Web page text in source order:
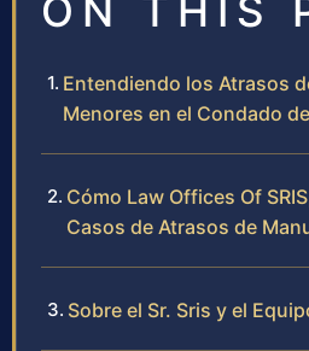
ON THIS
Entendiendo los Atrasos
Menores en el Condado
Cómo Law Offices Of
Casos de Atrasos de
Sobre el Sr. Sris y el